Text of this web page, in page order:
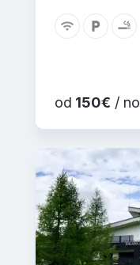
od 150€ /